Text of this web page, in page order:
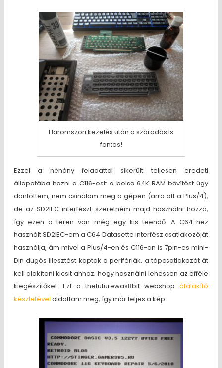
Háromszori kezelés után a száradás is
fontos!
Ezzel a néhány feladattal sikerült teljesen eredeti
állapotába hozni a C116-ost: a belső 64K RAM bővítést úgy
döntöttem, nem csinálom meg a gépen (arra ott a Plus/4),
de az SD2IEC interfészt szeretném majd használni hozzá,
így ezen a téren van még egy kis teendő. A C64-hez
használt SD2IEC-em a C64 Datasette interfész csatlakozóját
használja, ám mivel a Plus/4-en és C116-on is 7pin-es mini-
Din dugós illesztést kaptak a perifériák, a tápcsatlakozót át
kell alakítani kicsit ahhoz, hogy használni lehessen az efféle
kiegészítőket. Ezt a thefuturewas8bit webshopátalakító
készletével oldottam meg, így már teljes a kép.